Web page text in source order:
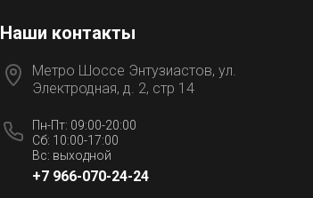
Наши контакты
Метро Шоссе Энтузиастов, ул.
Электродная, д. 2, стр 14
Пн-Пт: 09:00-20:00
Сб: 10:00-17:00
Вс: выходной
+7 966-070-24-24